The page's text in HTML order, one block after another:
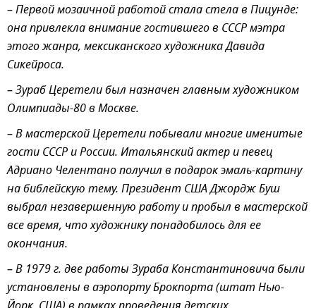
–Первой мозаичной работой стала стела в Пицунде:
она привлекла внимание гостившего в СССР мэтра
этого жанра, мексиканского художника Давида
Сикейроса.
–Зураб Церетели был назначен главным художником
Олимпиады-80 в Москве.
–В мастерской Церетели побывали многие именитые
гости СССР и России. Итальянский актер и певец
Адриано Челентано получил в подарок эмаль-картину
на библейскую тему. Президент США Джордж Буш
выбрал незавершенную работу и пробыл в мастерской
все время, что художнику понадобилось для ее
окончания.
–В 1979 г. две работы Зураба Константиновича были
установлены в аэропорту Брокпорта (штат Нью-